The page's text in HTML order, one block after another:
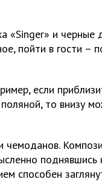
«Singer» и черные
пойти в гости –
если
то внизу
чемоданов.
поднявшись
способен